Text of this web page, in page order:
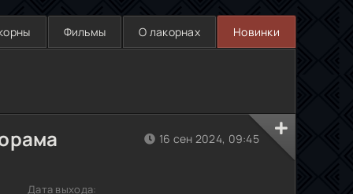
Фильмы О лакорнах Новинки
16 сен 2024, 09:45
Дата выхода: